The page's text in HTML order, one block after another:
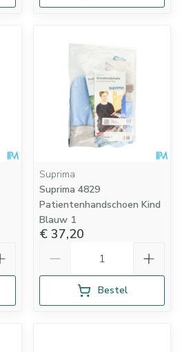
Suprima
Suprima 4829
Patientenhandschoen Kind
Blauw 1
€ 37,20
Bestel